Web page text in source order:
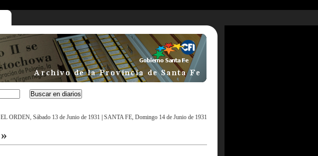
EL ORDEN, Sábado 13 de Junio de 1931 SANTA FE, Domingo 14 de Junio de 1931
»